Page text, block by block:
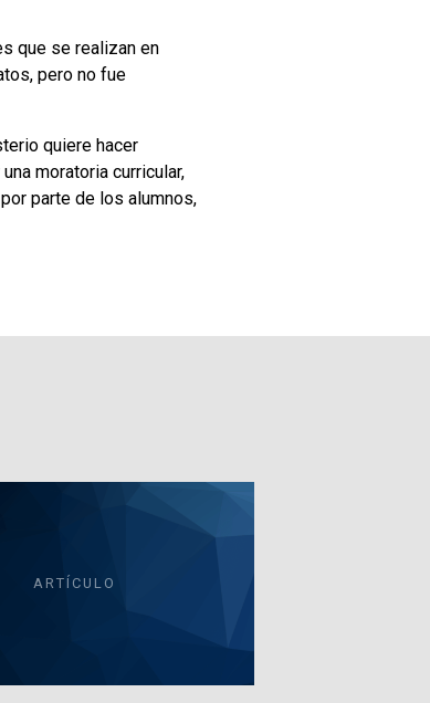
que se realizan en
pero no fue
quiere hacer
moratoria curricular,
parte de los alumnos,
ARTÍCULO